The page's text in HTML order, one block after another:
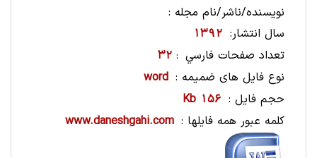
نویسنده/ناشر/نام مجله :
سال انتشار: 1392
تعداد صفحات فارسي :
32
نوع فایل های ضمیمه : word
حجم فایل : 156 Kb
کلمه عبور همه فایلها : www.daneshgahi.com